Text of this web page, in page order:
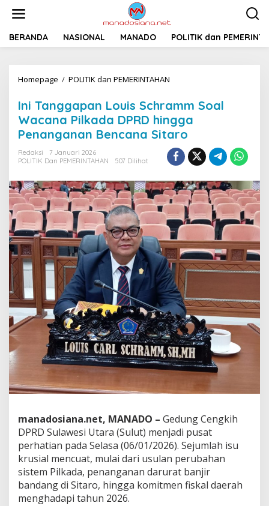
t
BERANDA NASIONAL MANADO POLITIK dan
Homepage / POLITIK dan PEMERINTAHAN
i
T
a
n
g
a
a
n
L
o
u
i
s
S
c
h
r
a
m
m
S
o
a
l
a
n
a
P
i
l
k
a
Ini Tanggapan Louis Schramm Soal
Wacana Pilkada DPRD hingga
Penanganan Bencana Sitaro
Redaksi
7 Januari 2026
POLITIK Dan PEMERINTAHAN
507 Dilihat
manadosiana.net, MANADO – Gedung Cengkih
DPRD Sulawesi Utara (Sulut) menjadi pusat
perhatian pada Selasa (06/01/2026). Sejumlah isu
krusial mencuat, mulai dari usulan perubahan
sistem Pilkada, penanganan darurat banjir
bandang di Sitaro, hingga komitmen fiskal daerah
menghadapi tahun 2026.